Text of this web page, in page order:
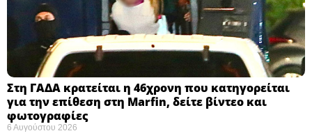
Στη ΓΑΔΑ κρατείται η 46χρονη που κατηγορείται
για την επίθεση στη Marfin, δείτε βίντεο και
φωτογραφίες
6 Αυγούστου 2026